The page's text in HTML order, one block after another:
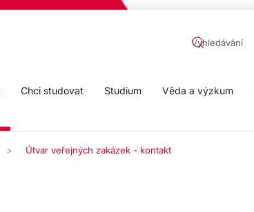
Chci studovat Studium Věda a výzkum
Útvar veřejných zakázek - kontakt